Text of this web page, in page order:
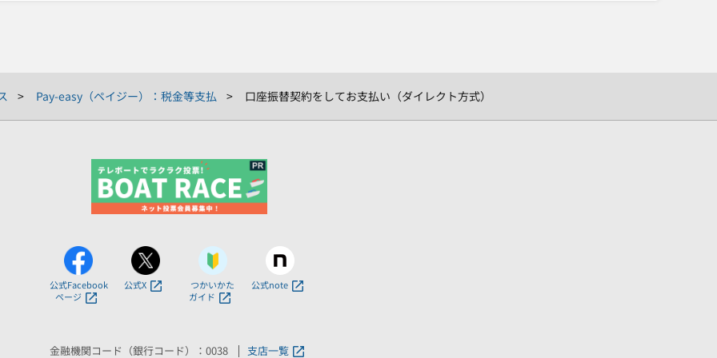
Pay-easy（ペイジー）：税金等支払 口座振替契約をしてお支払い（ダイレクト方式）
公式Facebook
ページ
公式X
つかいかた
ガイド
公式note
金融機関コード（銀行コード）：0038 支店一覧